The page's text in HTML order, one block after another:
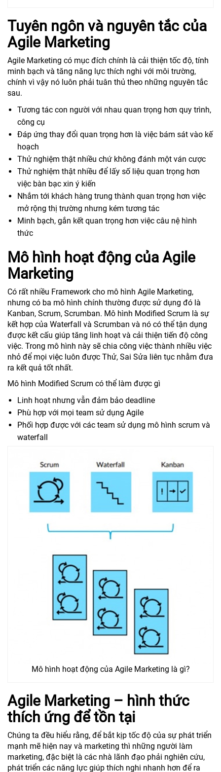
Tuyên ngôn và nguyên tắc của
Agile Marketing
Agile Marketing có mục đích chính là cải thiện tốc độ, tính
minh bạch và tăng năng lực thích nghi với môi trường,
chính vì vậy nó luôn phải tuân thủ theo những nguyên tắc
sau.
Tương tác con người với nhau quan trọng hơn quy trình,
công cụ
Đáp ứng thay đổi quan trọng hơn là việc bám sát vào kế
hoạch
Thử nghiệm thật nhiều chứ không đánh một ván cược
Thử nghiệm thật nhiều để lấy số liệu quan trọng hơn
việc bàn bạc xin ý kiến
Nhắm tới khách hàng trung thành quan trọng hơn việc
mở rộng thị trường nhưng kém tương tác
Minh bạch, gắn kết quan trọng hơn việc câu nệ hình
thức
Mô hình hoạt động của Agile
Marketing
Có rất nhiều Framework cho mô hình Agile Marketing,
nhưng có ba mô hình chính thường được sử dụng đó là
Kanban, Scrum, Scrumban. Mô hình Modified Scrum là sự
kết hợp của Waterfall và Scrumban và nó có thể tận dụng
được kết cấu giúp tăng linh hoạt và cải thiện tiến độ công
việc. Trong mô hình này sẽ chia công việc thành nhiều việc
nhỏ để mọi việc luôn được Thử, Sai Sửa liên tục nhằm đưa
ra kết quả tốt nhất.
Mô hình Modified Scrum có thể làm được gì
Linh hoạt nhưng vẫn đảm bảo deadline
Phù hợp với mọi team sử dụng Agile
Phối hợp được với các team sử dụng mô hình scrum và
waterfall
Mô hình hoạt động của Agile Marketing là gì?
Agile Marketing – hình thức
thích ứng để tồn tại
Chúng ta đều hiểu rằng, để bắt kịp tốc độ của sự phát triển
mạnh mẽ hiện nay và marketing thì những người làm
marketing, đặc biệt là các nhà lãnh đạo phải nghiên cứu,
phát triển các năng lực giúp thích nghi nhanh hơn để ra